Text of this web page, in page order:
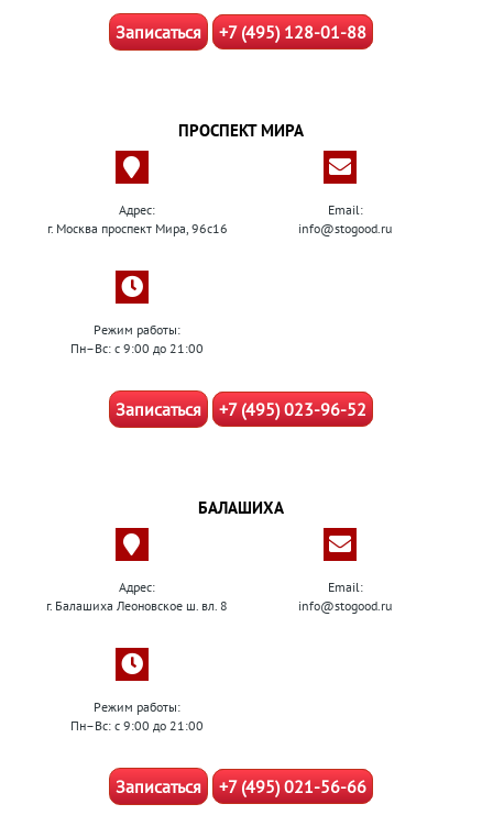
Записаться +7 (495) 128-01-88
ПРОСПЕКТ МИРА
Адрес:
г. Москва проспект Мира, 96с16
Email:
info@stogood.ru
Режим работы:
Пн–Вс: с 9:00 до 21:00
Записаться +7 (495) 023-96-52
БАЛАШИХА
Адрес:
г. Балашиха Леоновское ш. вл. 8
Email:
info@stogood.ru
Режим работы:
Пн–Вс: с 9:00 до 21:00
Записаться +7 (495) 021-56-66